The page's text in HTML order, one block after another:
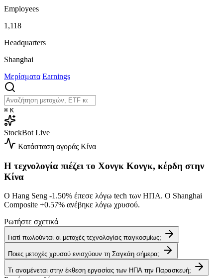
Employees
1,118
Headquarters
Shanghai
Μερίσματα Earnings
⌘ K
StockBot Live
Κατάσταση αγοράς Κίνα
Η τεχνολογία πιέζει το Χονγκ Κονγκ, κέρδη στην
Κίνα
Ο Hang Seng -1.50% έπεσε λόγω tech των ΗΠΑ. Ο Shanghai
Composite +0.57% ανέβηκε λόγω χρυσού.
Ρωτήστε σχετικά
Γιατί πωλούνται οι μετοχές τεχνολογίας παγκοσμίως;
Ποιες μετοχές χρυσού ενισχύουν τη Σαγκάη σήμερα;
Τι αναμένεται στην έκθεση εργασίας των ΗΠΑ την Παρασκευή;